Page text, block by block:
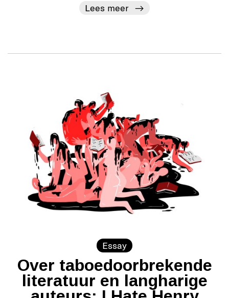
Lees meer
Essay
Over taboedoorbrekende
literatuur en langharige